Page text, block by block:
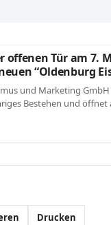
offenen Tür am 7.
“Oldenburg
und Marketing
Bestehen und öffnet
Drucken